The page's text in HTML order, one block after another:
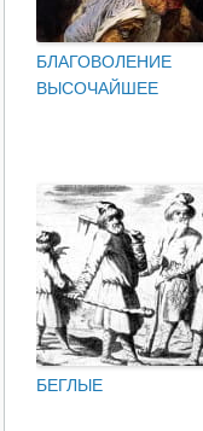
БЛАГОВОЛЕНИЕ
ВЫСОЧАЙШЕЕ
БЕГЛЫЕ